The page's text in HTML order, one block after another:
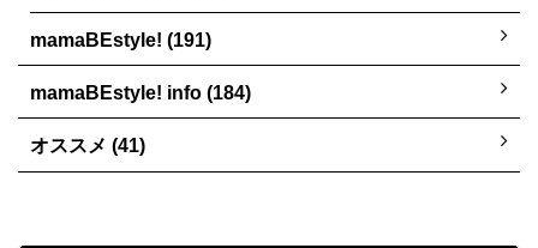
mamaBEstyle! (191)
mamaBEstyle! info (184)
オススメ (41)